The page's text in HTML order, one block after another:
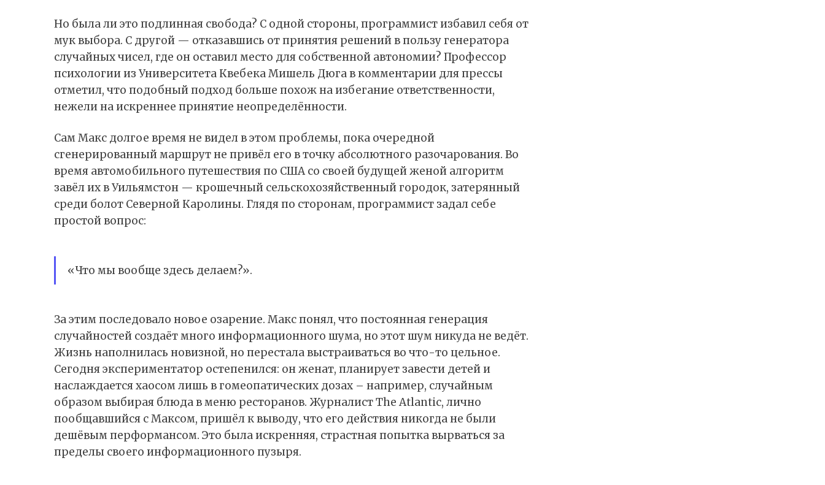
Но была ли это подлинная свобода? С одной стороны, программист избавил себя от
мук выбора. С другой — отказавшись от принятия решений в пользу генератора
случайных чисел, где он оставил место для собственной автономии? Профессор
психологии из Университета Квебека Мишель Дюга в комментарии для прессы
отметил, что подобный подход больше похож на избегание ответственности,
нежели на искреннее принятие неопределённости.
Сам Макс долгое время не видел в этом проблемы, пока очередной
сгенерированный маршрут не привёл его в точку абсолютного разочарования. Во
время автомобильного путешествия по США со своей будущей женой алгоритм
завёл их в Уильямстон — крошечный сельскохозяйственный городок, затерянный
среди болот Северной Каролины. Глядя по сторонам, программист задал себе
простой вопрос:
«Что мы вообще здесь делаем?».
За этим последовало новое озарение. Макс понял, что постоянная генерация
случайностей создаёт много информационного шума, но этот шум никуда не ведёт.
Жизнь наполнилась новизной, но перестала выстраиваться во что-то цельное.
Сегодня экспериментатор остепенился: он женат, планирует завести детей и
наслаждается хаосом лишь в гомеопатических дозах – например, случайным
образом выбирая блюда в меню ресторанов. Журналист The Atlantic, лично
пообщавшийся с Максом, пришёл к выводу, что его действия никогда не были
дешёвым перформансом. Это была искренняя, страстная попытка вырваться за
пределы своего информационного пузыря.